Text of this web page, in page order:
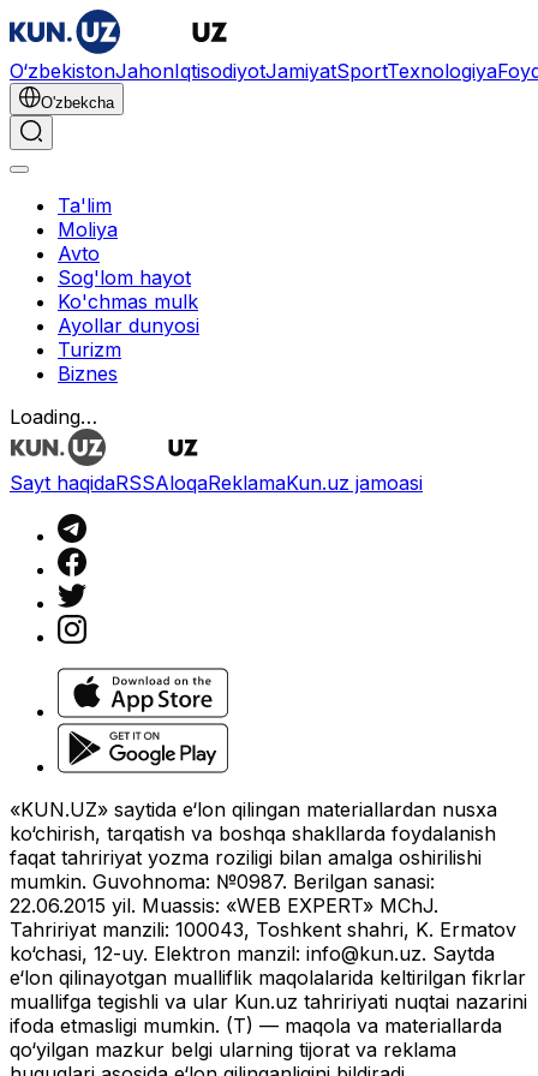
O‘zbekistonJahonIqtisodiyotJamiyatSportTexnologiya
O'zbekcha
Ta'lim
Moliya
Avto
Sog'lom hayot
Ko'chmas mulk
Ayollar dunyosi
Turizm
Biznes
Loading…
Sayt haqidaRSSAloqaReklamaKun.uz jamoasi
«KUN.UZ» saytida e‘lon qilingan materiallardan nusxa
ko‘chirish, tarqatish va boshqa shakllarda foydalanish
faqat tahririyat yozma roziligi bilan amalga oshirilishi
mumkin. Guvohnoma: №0987. Berilgan sanasi:
22.06.2015 yil. Muassis: «WEB EXPERT» MChJ.
Tahririyat manzili: 100043, Toshkent shahri, K. Ermatov
ko‘chasi, 12-uy. Elektron manzil: info@kun.uz. Saytda
e‘lon qilinayotgan mualliflik maqolalarida keltirilgan fikrlar
muallifga tegishli va ular Kun.uz tahririyati nuqtai nazarini
ifoda etmasligi mumkin. (T) — maqola va materiallarda
qo‘yilgan mazkur belgi ularning tijorat va reklama